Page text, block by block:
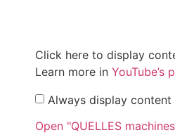
Click here to display
Learn more in YouTube’s
Always display content
Open "QUELLES